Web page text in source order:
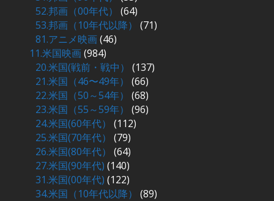
52.邦画（00年代）
(64)
53.邦画（10年代以降）
(71)
81.アニメ映画(46)
11.米国映画(984)
20.米国(戦前・戦中）
(137)
21.米国（46〜49年）
(66)
22.米国（50～54年）
(68)
23.米国（55～59年）
(96)
24.米国(60年代）
(112)
25.米国(70年代）
(79)
26.米国(80年代）
(64)
27.米国(90年代) (140)
31.米国(00年代) (122)
34.米国（10年代以降）
(89)